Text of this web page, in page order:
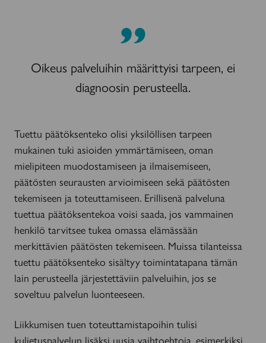
Oikeus palveluihin määrittyisi tarpeen, ei
diagnoosin perusteella.
Tuettu päätöksenteko olisi yksilöllisen tarpeen
mukainen tuki asioiden ymmärtämiseen, oman
mielipiteen muodostamiseen ja ilmaisemiseen,
päätösten seurausten arvioimiseen sekä päätösten
tekemiseen ja toteuttamiseen. Erillisenä palveluna
tuettua päätöksentekoa voisi saada, jos vammainen
henkilö tarvitsee tukea omassa elämässään
merkittävien päätösten tekemiseen. Muissa tilanteissa
tuettu päätöksenteko sisältyy toimintatapana tämän
lain perusteella järjestettäviin palveluihin, jos se
soveltuu palvelun luonteeseen.
Liikkumisen tuen toteuttamistapoihin tulisi
kuljetuspalvelun lisäksi uusia vaihtoehtoja, esimerkiksi